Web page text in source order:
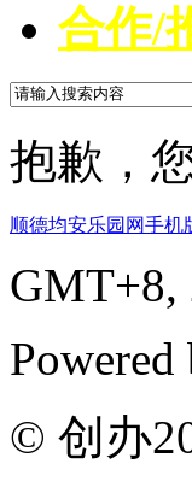
合作/
抱歉，
顺德均安乐园网手机
GMT+8,
Powered
© 创办